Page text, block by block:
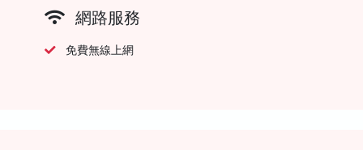
網路服務
免費無線上網